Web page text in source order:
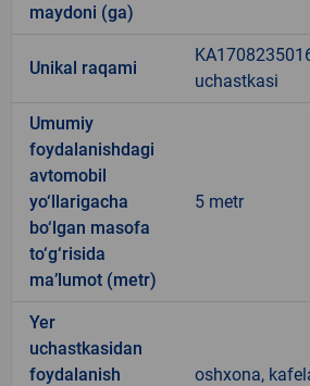
maydoni (ga)
Unikal raqami
uchastkasi
Umumiy
foydalanishdagi
avtomobil
yo‘llarigacha
bo‘lgan masofa
to‘g‘risida
ma’lumot (metr)
5 metr
Yer
uchastkasidan
foydalanish
oshxona,